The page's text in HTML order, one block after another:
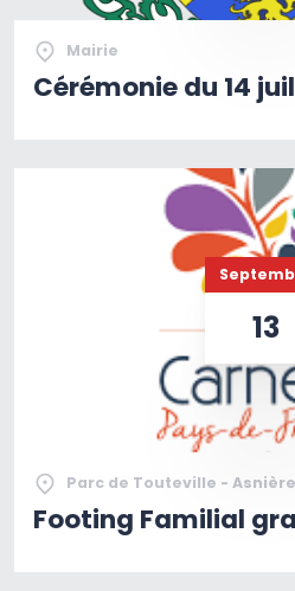
Mairie
Cérémonie du 14
13
Parc de Touteville -
Footing Familial